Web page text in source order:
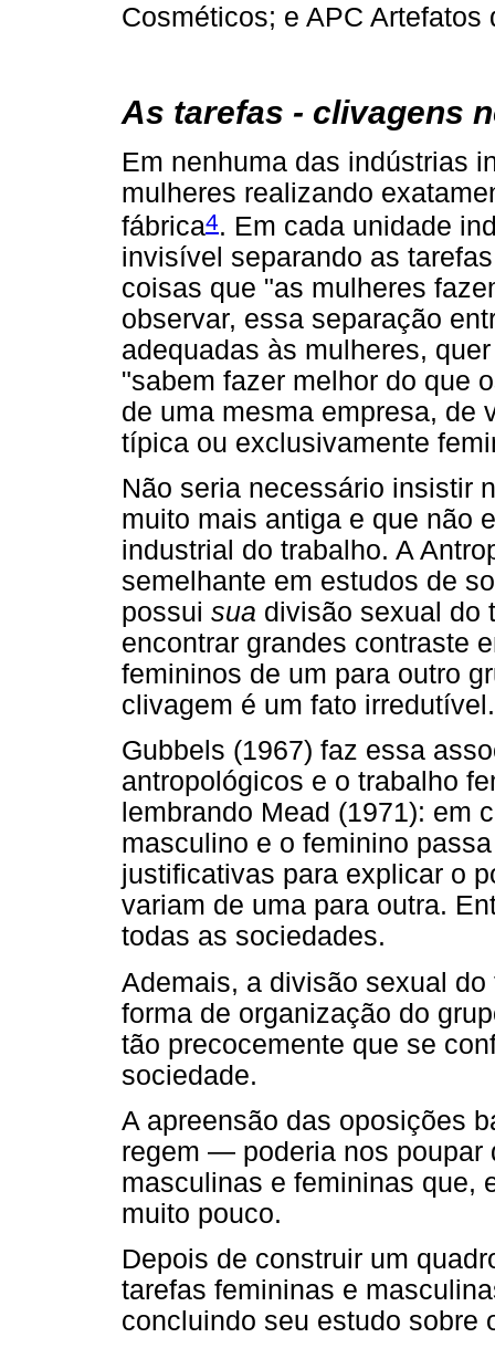
Cosméticos; e APC Artefatos
As tarefas - clivagens
Em nenhuma das indústrias
mulheres realizando
fábrica4. Em cada unidade
invisível separando as
coisas que "as mulheres
observar, essa separação
adequadas às mulheres,
"sabem fazer melhor do que
de uma mesma empresa, de
típica ou exclusivamente
Não seria necessário insistir
muito mais antiga e que não
industrial do trabalho. A
semelhante em estudos de
possui sua divisão sexual do
encontrar grandes contraste
femininos de um para outro
clivagem é um fato irredutível.
Gubbels (1967) faz essa
antropológicos e o trabalho
lembrando Mead (1971): em
masculino e o feminino
justificativas para explicar o
variam de uma para outra.
todas as sociedades.
Ademais, a divisão sexual
forma de organização do
tão precocemente que se
sociedade.
A apreensão das oposições
regem — poderia nos poupar
masculinas e femininas que,
muito pouco.
Depois de construir um
tarefas femininas e
concluindo seu estudo sobre